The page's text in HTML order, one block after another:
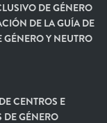
DE GÉNERO
DE LA GUÍA DE
Y NEUTRO
CENTROS E
DE GÉNERO